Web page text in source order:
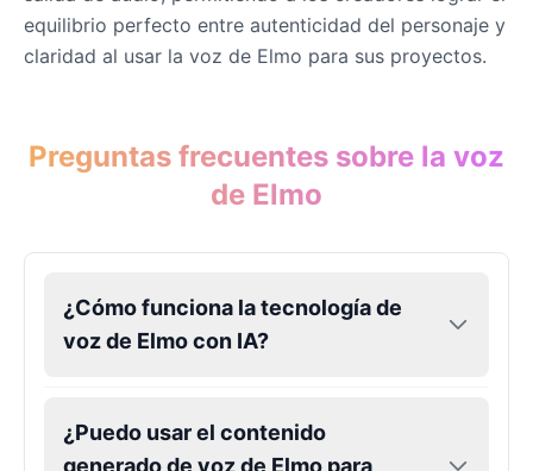
equilibrio perfecto entre autenticidad del personaje y
claridad al usar la voz de Elmo para sus proyectos.
Preguntas frecuentes sobre la voz
de Elmo
¿Cómo funciona la tecnología de
voz de Elmo con IA?
¿Puedo usar el contenido
generado de voz de Elmo para